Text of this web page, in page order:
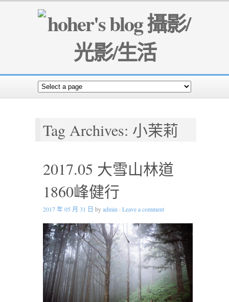
Tag Archives: 小茉莉
2017.05 大雪山林道
1860峰健行
2017 年 05 月 31 日 byadmin · Leave a comment